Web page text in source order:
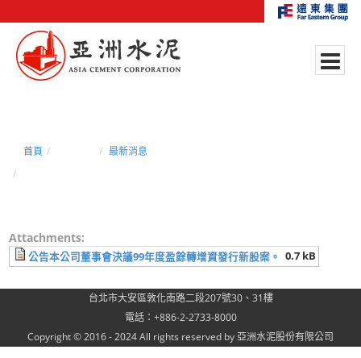
首頁
最新消息
Attachments:
公告本公司董事會決議99年度盈餘轉增資發行新股案。 0.7 kB
台北市大安區敦化南路二段207號30、31樓
電話：+886-2-2733-8000
Copyright © 2016 - 2024 All rights reserved by 亞洲水泥股份有限公司